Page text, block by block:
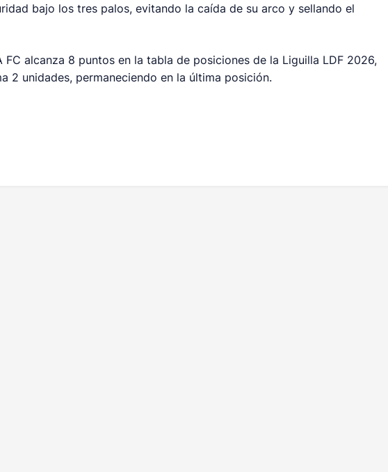
bajo los tres palos, evitando la caída de su arco y sellando el
FC alcanza 8 puntos en la tabla de posiciones de la Liguilla LDF 2026,
2 unidades, permaneciendo en la última posición.